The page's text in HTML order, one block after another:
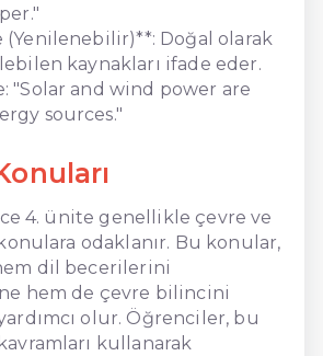
(Yenilenebilir)**: Doğal olarak
kaynakları ifade eder.
"Solar and wind power are
sources."
4. ünite genellikle çevre ve
odaklanır. Bu konular,
dil becerilerini
hem de çevre bilincini
olur. Öğrenciler, bu
kullanarak